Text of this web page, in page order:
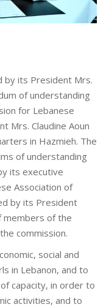
by its President Mrs.
of understanding
for Lebanese
Mrs. Claudine Aoun
in Hazmieh. The
of understanding
its executive
Association of
by its President
members of the
commission.
social and
in Lebanon, and to
capacity, in order to
activities, and to